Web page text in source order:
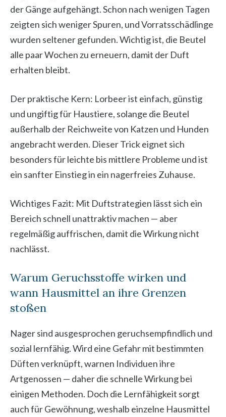
der Gänge aufgehängt. Schon nach wenigen Tagen
zeigten sich weniger Spuren, und Vorratsschädlinge
wurden seltener gefunden. Wichtig ist, die Beutel
alle paar Wochen zu erneuern, damit der Duft
erhalten bleibt.
Der praktische Kern: Lorbeer ist einfach, günstig
und ungiftig für Haustiere, solange die Beutel
außerhalb der Reichweite von Katzen und Hunden
angebracht werden. Dieser Trick eignet sich
besonders für leichte bis mittlere Probleme und ist
ein sanfter Einstieg in ein nagerfreies Zuhause.
Wichtiges Fazit: Mit Duftstrategien lässt sich ein
Bereich schnell unattraktiv machen — aber
regelmäßig auffrischen, damit die Wirkung nicht
nachlässt.
Warum Geruchsstoffe wirken und
wann Hausmittel an ihre Grenzen
stoßen
Nager sind ausgesprochen geruchsempfindlich und
sozial lernfähig. Wird eine Gefahr mit bestimmten
Düften verknüpft, warnen Individuen ihre
Artgenossen — daher die schnelle Wirkung bei
einigen Methoden. Doch die Lernfähigkeit sorgt
auch für Gewöhnung, weshalb einzelne Hausmittel